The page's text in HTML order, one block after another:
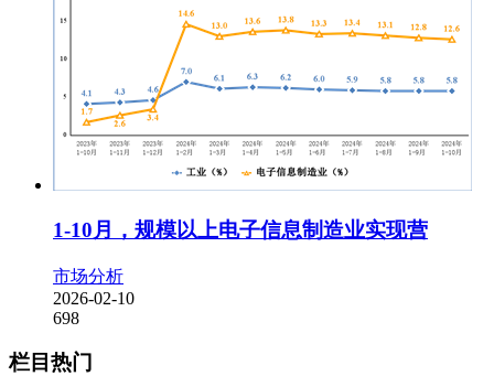
1-10月，规模以上电子信息制造业实现营
市场分析
2026-02-10
698
栏目热门